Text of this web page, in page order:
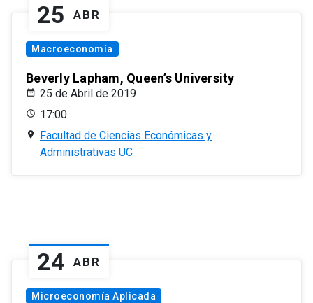
25 ABR
Macroeconomía
Beverly Lapham, Queen’s University
25 de Abril de 2019
17:00
Facultad de Ciencias Económicas y
Administrativas UC
24 ABR
Microeconomía Aplicada